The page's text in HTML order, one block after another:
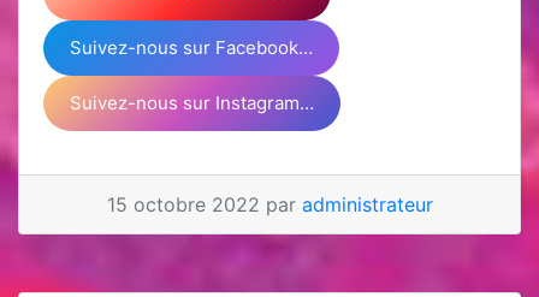
Suivez-nous sur Facebook…
Suivez-nous sur Instagram…
15 octobre 2022 par administrateur